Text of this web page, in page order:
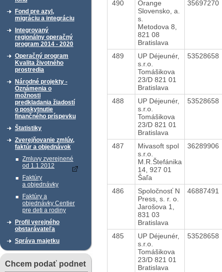
Fond pre azyl,
migráciu a integráciu
Integrovaný
regionálny operačný
program 2014 - 2020
Operačný program
Kvalita životného
prostredia
Národné projekty -
Oznámenia o
možnosti
predkladania žiadostí
o poskytnutie
finančného príspevku
Štatistiky
Zverejňovanie zmlúv,
faktúr a objednávok
Zmluvy zverejnené
od 1.1.2012
Faktúry
a objednávky
Faktúry a
objednávky Centier
pre deti a rodiny
Profil verejného
obstarávateľa
Správa majetku
Chcem podať podnet
490
Orange
Slovensko, a.
s.
Metodova 8,
821 08
Bratislava
35697270
489
UP Déjeunér,
s.r.o.
Tomášikova
23/D 821 01
Bratislava
53528658
488
UP Déjeunér,
s.r.o.
Tomášikova
23/D 821 01
Bratislava
53528658
487
Mivasoft spol
s.r.o.
M.R.Štefánika
14, 927 01
Šaľa
36289906
486
Spoločnosť N
Press, s. r. o.
Jarošova 1,
831 03
Bratislava
46887491
485
UP Déjeunér,
s.r.o.
Tomášikova
23/D 821 01
Bratislava
53528658